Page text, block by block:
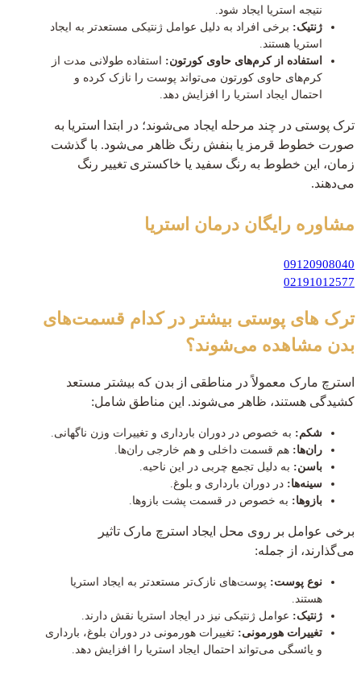
نتیجه استریا ایجاد شود.
ژنتیک: برخی افراد به دلیل عوامل ژنتیکی مستعدتر به ایجاد
استریا هستند.
استفاده از کرم‌های حاوی کورتون: استفاده طولانی مدت از
کرم‌های حاوی کورتون می‌تواند پوست را نازک کرده و
احتمال ایجاد استریا را افزایش دهد.
ترک پوستی در چند مرحله ایجاد می‌شوند؛ در ابتدا استریا به
صورت خطوط قرمز یا بنفش رنگ ظاهر می‌شود. با گذشت
زمان، این خطوط به رنگ سفید یا خاکستری تغییر رنگ
می‌دهند.
مشاوره رایگان درمان استریا
09120908040
02191012577
ترک های پوستی بیشتر در کدام قسمت‌های
بدن مشاهده می‌شوند؟
استرچ مارک معمولاً در مناطقی از بدن که بیشتر مستعد
کشیدگی هستند، ظاهر می‌شوند. این مناطق شامل:
شکم: به خصوص در دوران بارداری و تغییرات وزن ناگهانی.
ران‌ها: هم قسمت داخلی و هم خارجی ران‌ها.
باسن: به دلیل تجمع چربی در این ناحیه.
سینه‌ها: در دوران بارداری و بلوغ.
بازوها: به خصوص در قسمت پشت بازوها.
برخی عوامل بر روی محل ایجاد استرچ مارک تاثیر
می‌گذارند، از جمله:
نوع پوست: پوست‌های نازک‌تر مستعدتر به ایجاد استریا
هستند.
ژنتیک: عوامل ژنتیکی نیز در ایجاد استریا نقش دارند.
تغییرات هورمونی: تغییرات هورمونی در دوران بلوغ، بارداری
و یائسگی می‌تواند احتمال ایجاد استریا را افزایش دهد.